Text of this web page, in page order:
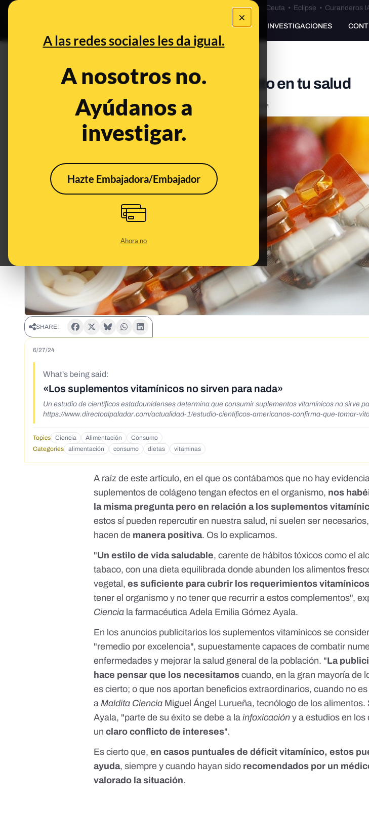
×
A las redes sociales les da igual.
A nosotros no.
Ayúdanos a
investigar.
Hazte Embajadora/Embajador
Ahora no
Especial Ceuta•Bulos Ceuta • Eclipse • Curanderos
PREBUNKING INVESTIGACIONES
Suplementos vitamínicos y su efecto en tu salud
Publicado el Feb 16, 2020, 8:03:00 PM
SHARE:
6/27/24
What's being said:
«Los suplementos vitamínicos no sirven para nada»
Un estudio de científicos estadounidenses determina que consumir suplementos vitamínicos no sirve
https://www.directoalpaladar.com/actualidad-1/estudio-cientificos-americanos-confirma-que-tomar-
Topics Ciencia Alimentación Consumo
Categories
alimentación consumo dietas vitaminas
A raíz deeste artículo, en el que os contábamos que no hay
suplementos de colágeno tengan efectos en el organismo, nos
la misma pregunta pero en relación a los suplementos
estos sí pueden repercutir en nuestra salud, ni suelen ser
hacen de manera positiva. Os lo explicamos.
"Un estilo de vida saludable, carente de hábitos tóxicos como el
tabaco, con una dieta equilibrada donde abunden los alimentos
vegetal,es suficiente para cubrir los requerimientos
tener el organismo y no tener que recurrir a estos complementos",
Ciencia la farmacéuticaAdela Emilia Gómez Ayala.
En los anuncios publicitarios los suplementos vitamínicos se
"remedio por excelencia", supuestamente capaces de combatir
enfermedades y mejorar la salud general de la población. "La
hace pensar que los necesitamos cuando, en la gran mayoría de
es cierto; o que nos aportan beneficios extraordinarios, cuando no
a Maldita Ciencia Miguel Ángel Lurueña, tecnólogo de los alimentos.
Ayala, "parte de su éxito se debe a lainfoxicación y a estudios en los
un claro conflicto de intereses".
Es cierto que,en casos puntuales de déficit vitamínico, estos
ayuda, siempre y cuando hayan sido recomendados por un
valorado la situación.